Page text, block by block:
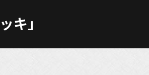
キ」